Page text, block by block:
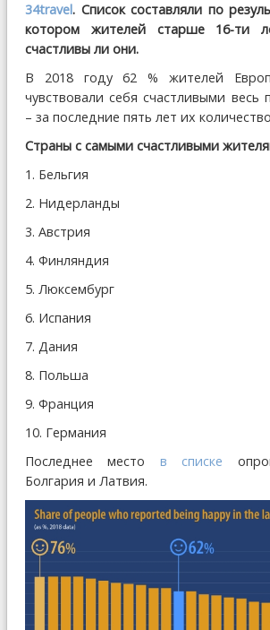
34travel. Список составляли по
котором жителей старше 16-ти
счастливы ли они.
В 2018 году 62 % жителей
чувствовали себя счастливыми весь
– за последние пять лет их
Страны с самыми счастливыми
1. Бельгия
2. Нидерланды
3. Австрия
4. Финляндия
5. Люксембург
6. Испания
7. Дания
8. Польша
9. Франция
10. Германия
Последнее место в списке
Болгария и Латвия.